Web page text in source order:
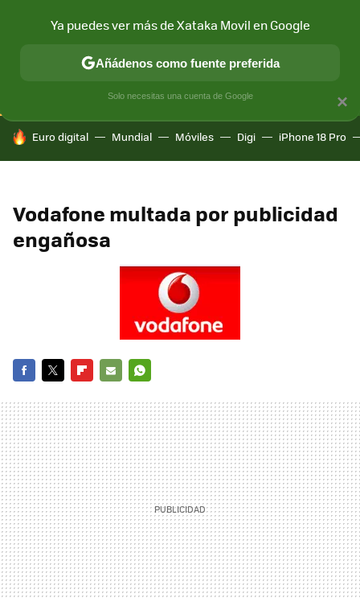
CONECTIVIDAD MÓVIL Y SOCIEDAD APLICACIONES
HOY SE HABLA DE
Euro digital Mundial Móviles Digi iPhone 18 Pro
Vodafone multada por publicidad
engañosa
MAIL
×
Ya puedes ver más de Xataka Movil en Google
Añádenos como fuente preferida
Solo necesitas una cuenta de Google